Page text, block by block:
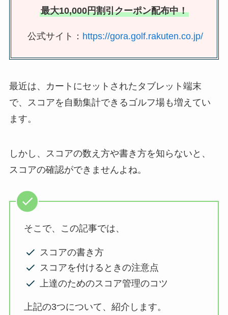
最大10,000円割引クーポン配布中！
公式サイト： https://gora.golf.rakuten.co.jp/
最近は、カートにセットされたタブレット端末
で、スコアを自動集計できるゴルフ場も増えてい
ます。
しかし、スコアの数え方や書き方を知らないと、
スコアの確認ができませんよね。
そこで、この記事では、
スコアの書き方
スコアを付けるときの注意点
上達のためのスコア管理のコツ
上記の3つについて、紹介します。